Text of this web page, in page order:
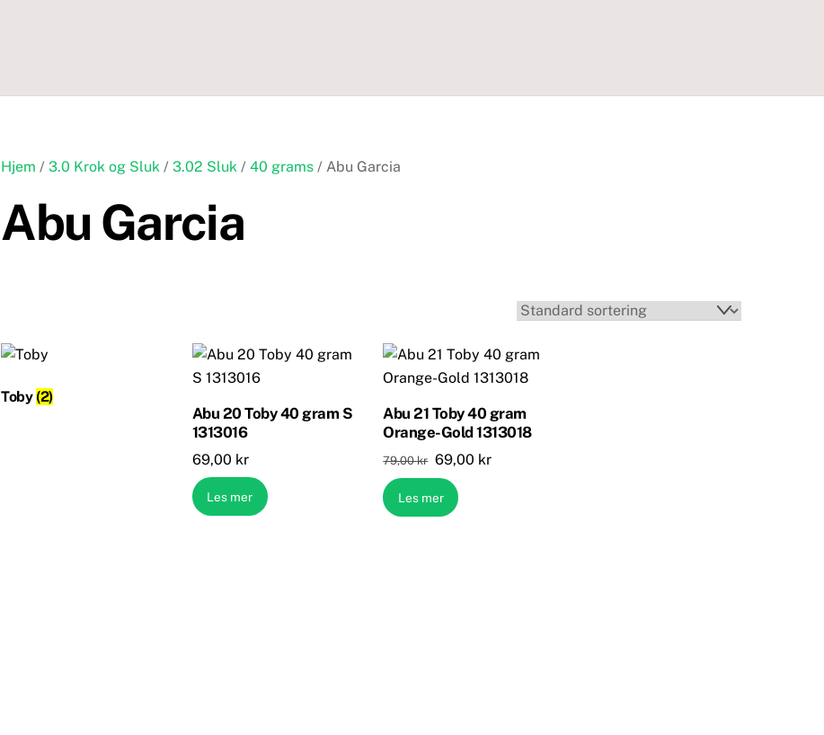
Hjem / 3.0 Krok og Sluk / 3.02 Sluk /40 grams / Abu Garcia
Abu Garcia
Toby (2)
Abu 20 Toby 40 gram S
1313016
69,00 kr
Les mer
Abu 21 Toby 40 gram
Orange-Gold 1313018
79,00kr Opprinnelig
pris
var:
69,00 krNåværende
Les mer